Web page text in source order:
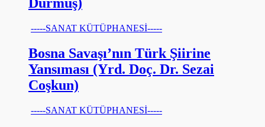
Durmuş)
-----SANAT KÜTÜPHANESİ-----
Bosna Savaşı’nın Türk Şiirine
Yansıması (Yrd. Doç. Dr. Sezai
Coşkun)
-----SANAT KÜTÜPHANESİ-----